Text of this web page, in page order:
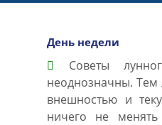
День недели
Советы
неоднозначны.
внешностью и
ничего не